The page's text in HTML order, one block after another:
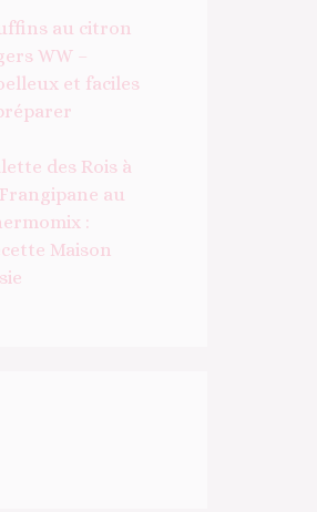
au citron
WW –
et faciles
des Rois à
au
:
Maison